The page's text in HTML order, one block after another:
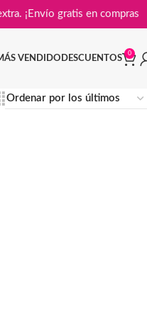
extra. ¡Envío gratis en
VENDIDO DESCUENTOS
0